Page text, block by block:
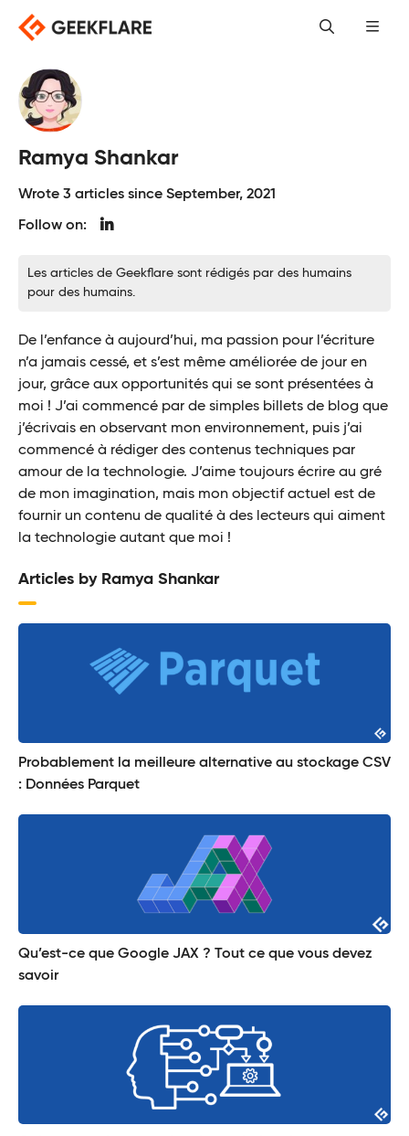
Skip
content
Ramya Shankar
Wrote 3 articles since September, 2021
Follow on:
Les articles de Geekflare sont rédigés par des humains
pour des humains.
De l’enfance à aujourd’hui, ma passion pour l’écriture
n’a jamais cessé, et s’est même améliorée de jour en
jour, grâce aux opportunités qui se sont présentées à
moi ! J’ai commencé par de simples billets de blog que
j’écrivais en observant mon environnement, puis j’ai
commencé à rédiger des contenus techniques par
amour de la technologie. J’aime toujours écrire au gré
de mon imagination, mais mon objectif actuel est de
fournir un contenu de qualité à des lecteurs qui aiment
la technologie autant que moi !
Articles by Ramya Shankar
Probablement la meilleure alternative au stockage CSV
: Données Parquet
Qu’est-ce que Google JAX ? Tout ce que vous devez
savoir